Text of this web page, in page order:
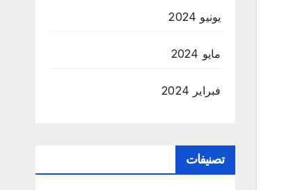
يونيو 2024
مايو 2024
فبراير 2024
تصنيفات